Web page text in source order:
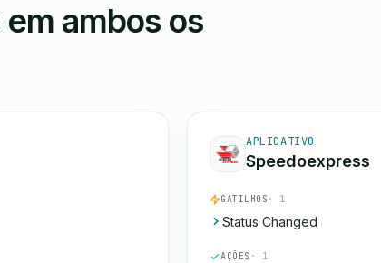
ambos os
APLICATIVO
Speedoexpress
GATILHOS · 1
Status Changed
AÇÕES · 1